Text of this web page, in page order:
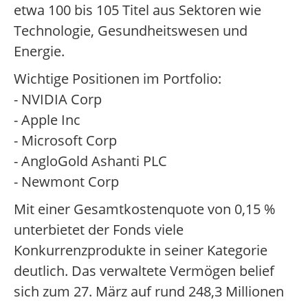
etwa 100 bis 105 Titel aus Sektoren wie
Technologie, Gesundheitswesen und
Energie.
Wichtige Positionen im Portfolio:
- NVIDIA Corp
- Apple Inc
- Microsoft Corp
- AngloGold Ashanti PLC
- Newmont Corp
Mit einer Gesamtkostenquote von 0,15 %
unterbietet der Fonds viele
Konkurrenzprodukte in seiner Kategorie
deutlich. Das verwaltete Vermögen belief
sich zum 27. März auf rund 248,3 Millionen